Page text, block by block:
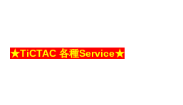
★TiCTAC 各種Service★